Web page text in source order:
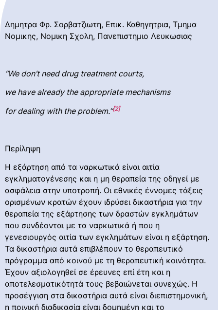
Δημητρα Φρ. Σορβατζιωτη, Επικ. Καθηγητρια, Τμημα
Νομικης, Νομικη Σχολη, Πανεπιστημιο Λευκωσιας
‘‘We don’t need drug treatment courts,
we have already the appropriate mechanisms
for dealing with the problem.’’[2]
Περίληψη
Η εξάρτηση από τα ναρκωτικά είναι αιτία
εγκληματογένεσης και η μη θεραπεία της οδηγεί με
ασφάλεια στην υποτροπή. Οι εθνικές έννομες τάξεις
ορισμένων κρατών έχουν ιδρύσει δικαστήρια για την
θεραπεία της εξάρτησης των δραστών εγκλημάτων
που συνδέονται με τα ναρκωτικά ή που η
γενεσιουργός αιτία των εγκλημάτων είναι η εξάρτηση.
Τα δικαστήρια αυτά επιβλέπουν το θεραπευτικό
πρόγραμμα από κοινού με τη θεραπευτική κοινότητα.
Έχουν αξιολογηθεί σε έρευνες επί έτη και η
αποτελεσματικότητά τους βεβαιώνεται συνεχώς. Η
προσέγγιση στα δικαστήρια αυτά είναι διεπιστημονική,
η ποινική διαδικασία είναι δομημένη και το